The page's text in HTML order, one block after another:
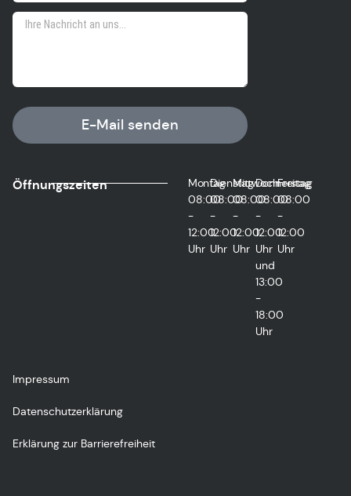
E-Mail senden
Öffnungszeiten
Montag
08:00
-
12:00
Uhr
Dienstag
08:00
-
12:00
Uhr
Mittwoch
08:00
-
12:00
Uhr
Donnerstag
08:00
-
12:00
Uhr
und
13:00
-
18:00
Uhr
Freitag
08:00
-
12:00
Uhr
Impressum
Datenschutzerklärung
Erklärung zur Barrierefreiheit